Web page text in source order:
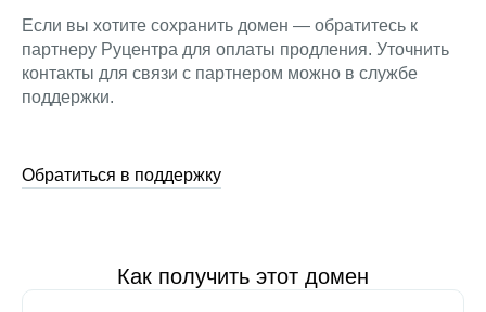
Если вы хотите сохранить домен — обратитесь к
партнеру Руцентра для оплаты продления. Уточнить
контакты для связи с партнером можно в службе
поддержки.
Обратиться в поддержку
Как получить этот домен